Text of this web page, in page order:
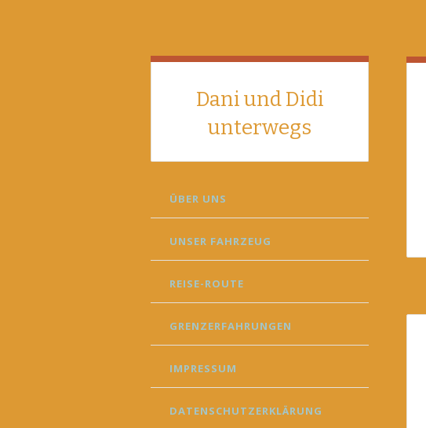
Dani und Didi
unterwegs
SKIP
TO
ÜBER UNS
UNSER FAHRZEUG
REISE-ROUTE
GRENZERFAHRUNGEN
IMPRESSUM
DATENSCHUTZERKLÄRUNG